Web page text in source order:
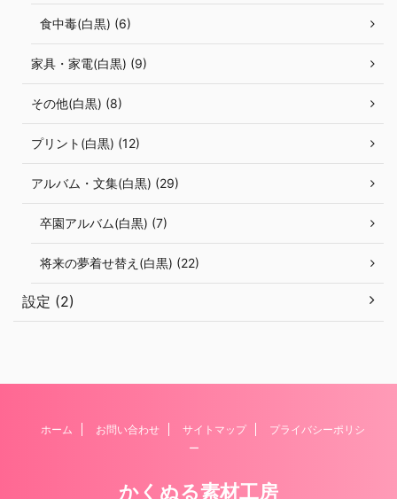
食中毒(白黒) (6)
家具・家電(白黒) (9)
その他(白黒) (8)
プリント(白黒) (12)
アルバム・文集(白黒) (29)
卒園アルバム(白黒) (7)
将来の夢着せ替え(白黒) (22)
設定 (2)
ホーム お問い合わせ サイトマップ
プライバシーポリシ
ー
かくぬる素材工房